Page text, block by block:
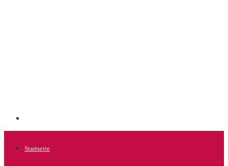
Startseite